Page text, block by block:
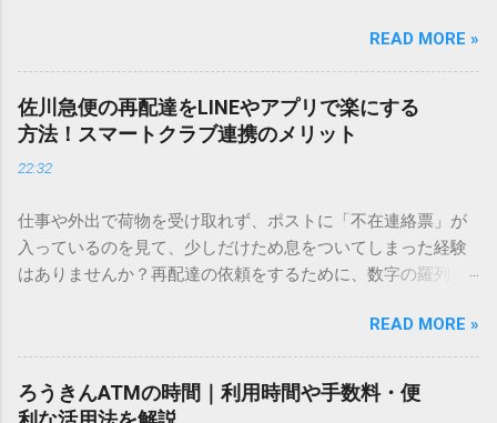
てしまいますよね。多くの人が「IMEパッド（手書き入力）」
を使いますが、実はマウスで一画ずつ書くのは非効率です
し、似た漢字が多すぎて結局見つからないことも少なくあり
ません。 そこで今回は、IMEパッドを使わずに、特定のコー
ドを打ち込むだけで一瞬で旧字や外字、特殊記号を呼び出す
「文字コード入力」のテクニックを詳しく解説します。 この
必要はありません。 1. なぜ「変換」しても旧字・外字が出て
こないのか？ そもそも、なぜ普通の変換で出てこない漢字が
あるのでしょうか。その理由は、パソコンが文字を認識する
は、JIS規格（日本産業規格）によって「第1水準」「第2水
準」といった形で整理されています。しかし、人名や地名に
使われる非常に古い漢字（旧字）や、特定の組織だけで作ら
れた「外字」は、この一般的な変換リストに含まれていない
READ MORE »
佐川急便の再配達をLINEやアプリで楽にする
方法！スマートクラブ連携のメリット
22:32
仕事や外出で荷物を受け取れず、ポストに「不在連絡票」が
入っているのを見て、少しだけため息をついてしまった経験
はありませんか？再配達の依頼をするために、数字の羅列を
ことに申し訳なさを感じたりすることもあるかもしれませ
ん。 「もっとスムーズに、自分のタイミングで受け取りた
い」 「わざわざ電話をかけずに、スマホ一つで完結させた
い」 そんな願いを叶えてくれるのが、佐川急便の会員制サー
READ MORE »
ろうきんATMの時間｜利用時間や手数料・便